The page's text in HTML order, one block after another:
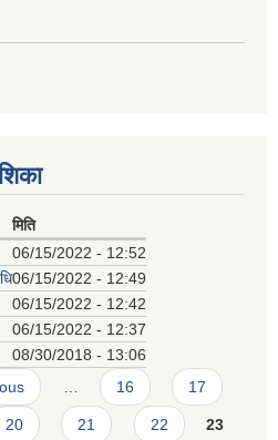
मिति
06/15/2022 - 12:52
06/15/2022 - 12:49
06/15/2022 - 12:42
06/15/2022 - 12:37
08/30/2018 - 13:06
16 17
20 21 22 23